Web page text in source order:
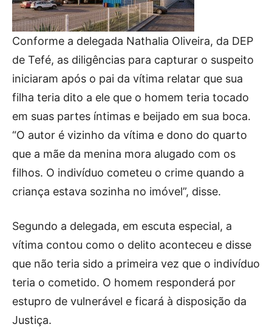
Conforme a delegada Nathalia Oliveira, da DEP
de Tefé, as diligências para capturar o suspeito
iniciaram após o pai da vítima relatar que sua
filha teria dito a ele que o homem teria tocado
em suas partes íntimas e beijado em sua boca.
“O autor é vizinho da vítima e dono do quarto
que a mãe da menina mora alugado com os
filhos. O indivíduo cometeu o crime quando a
criança estava sozinha no imóvel”, disse.
Segundo a delegada, em escuta especial, a
vítima contou como o delito aconteceu e disse
que não teria sido a primeira vez que o indivíduo
teria o cometido. O homem responderá por
estupro de vulnerável e ficará à disposição da
Justiça.